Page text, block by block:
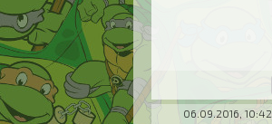
06.09.2016, 10:42